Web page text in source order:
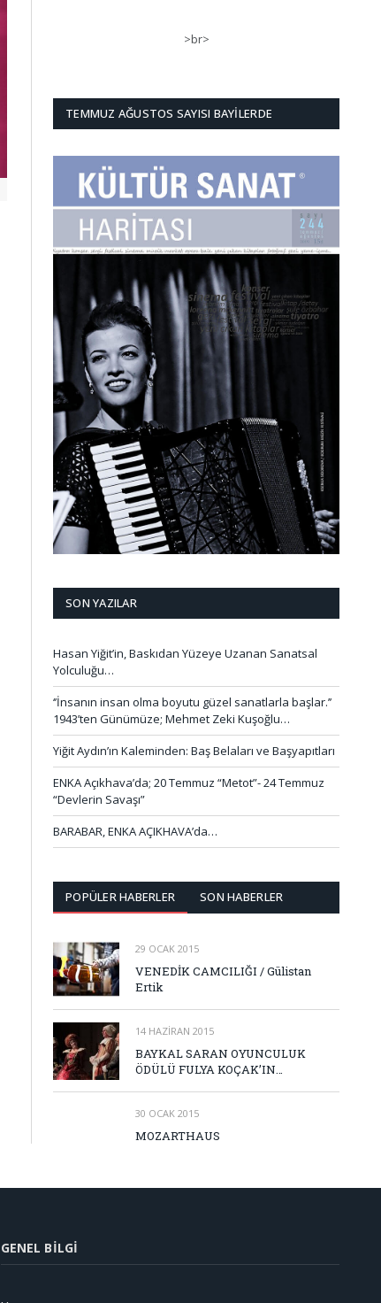
>br>
TEMMUZ AĞUSTOS SAYISI BAYILERDE
SON YAZILAR
Hasan Yiğit’in, Baskıdan Yüzeye Uzanan Sanatsal
Yolculuğu…
‘’İnsanın insan olma boyutu güzel sanatlarla başlar.’’
1943’ten Günümüze; Mehmet Zeki Kuşoğlu…
Yiğit Aydın’ın Kaleminden: Baş Belaları ve Başyapıtları
ENKA Açıkhava’da; 20 Temmuz “Metot”- 24 Temmuz
“Devlerin Savaşı”
BARABAR, ENKA AÇIKHAVA’da…
POPÜLER HABERLER SON HABERLER
29 OCAK 2015
VENEDİK CAMCILIĞI / Gülistan
Ertik
14 HAZIRAN 2015
BAYKAL SARAN OYUNCULUK
ÖDÜLÜ FULYA KOÇAK’IN…
30 OCAK 2015
MOZARTHAUS
GENEL BILGI